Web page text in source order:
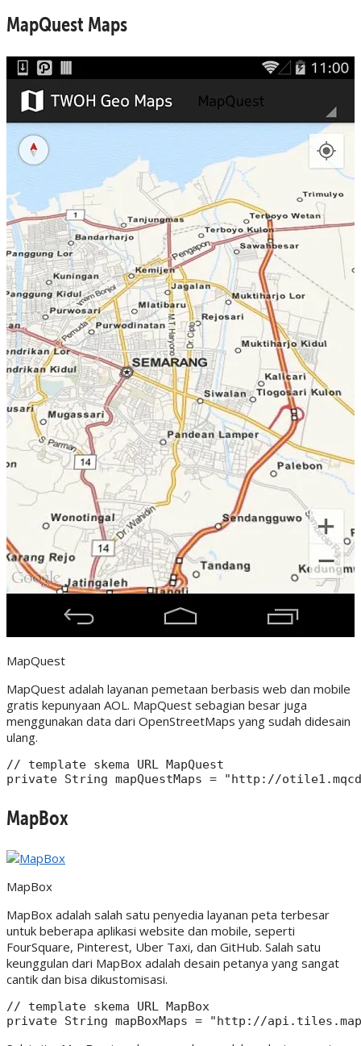
MapQuest Maps
MapQuest
MapQuest adalah layanan pemetaan berbasis web dan mobile
gratis kepunyaan AOL. MapQuest sebagian besar juga
menggunakan data dari OpenStreetMaps yang sudah didesain
ulang.
// template skema URL MapQuest
MapBox
MapBox
MapBox adalah salah satu penyedia layanan peta terbesar
untuk beberapa aplikasi website dan mobile, seperti
FourSquare, Pinterest, Uber Taxi, dan GitHub. Salah satu
keunggulan dari MapBox adalah desain petanya yang sangat
cantik dan bisa dikustomisasi.
// template skema URL MapBox